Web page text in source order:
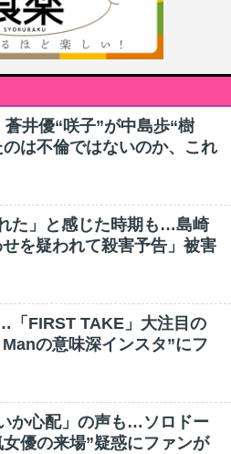
蒼井優“咲子”が中島歩“樹
は不倫ではないのか、これ
た」と感じた時期も…島崎
を疑われて殺害予告」被害
「FIRST TAKE」大注目の
の意味深インスタ”にフ
か心配」の声も…ソロドー
優の来場”疑惑にファンが